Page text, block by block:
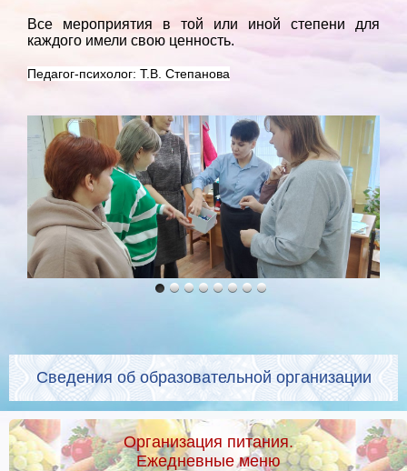
Все мероприятия в той или иной степени для
каждого имели свою ценность.
Педагог-психолог: Т.В. Степанова
Сведения об образовательной организации
Организация питания.
Ежедневные меню